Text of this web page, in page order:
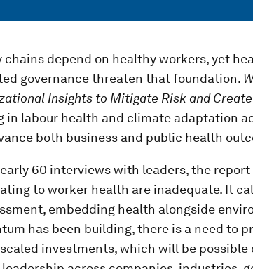
chains depend on healthy workers, yet
governance threaten that foundation.
Insights to Mitigate Risk and
in labour health and climate adaptation
both business and public health
60 interviews with leaders, the
to worker health are inadequate. It
embedding health alongside
has been building, there is a need to
investments, which will be